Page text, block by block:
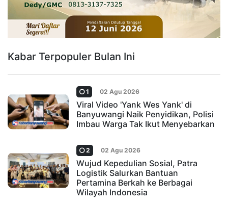
Kabar Terpopuler Bulan Ini
1 02 Agu 2026
Viral Video 'Yank Wes Yank' di
Banyuwangi Naik Penyidikan, Polisi
Imbau Warga Tak Ikut Menyebarkan
2 02 Agu 2026
Wujud Kepedulian Sosial, Patra
Logistik Salurkan Bantuan
Pertamina Berkah ke Berbagai
Wilayah Indonesia